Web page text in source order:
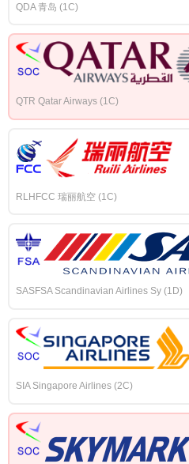
QDA 青岛 (1C)
QTR Qatar Airways (1C)
RLHFCC 瑞丽航空 (1C)
SASFSA Scandinavian Airlines Sy (1D)
SIA Singapore Airlines (2C)